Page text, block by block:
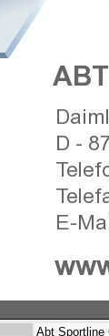
Abt Sportline